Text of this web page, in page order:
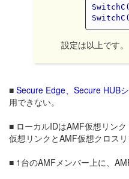
設定は以上です。
■ Secure Edge、Secure HUB
用できない。
■ ローカルIDはAMF仮想リンク
仮想リンクとAMF仮想クロス
■ 1台のAMFメンバー上に、